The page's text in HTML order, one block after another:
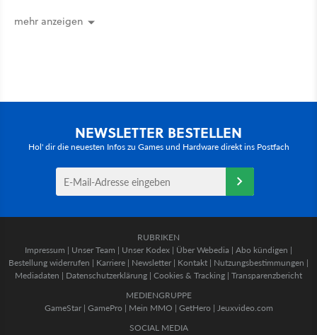
mehr anzeigen
NEWSLETTER BESTELLEN
Hol' dir die neuesten Infos zu Games und Hardware direkt ins Postfach
RUBRIKEN
Impressum | Unser Team | Unser Kodex | Über Webedia | Abo kündigen |
Bestellung widerrufen | Karriere | Newsletter | Kontakt | Nutzungsbestimmungen |
Mediadaten | Datenschutzerklärung | Cookies & Tracking | Transparenzbericht
MEDIENGRUPPE
GameStar| GamePro | Mein MMO | GetHero | Jeuxvideo.com
SOCIAL MEDIA